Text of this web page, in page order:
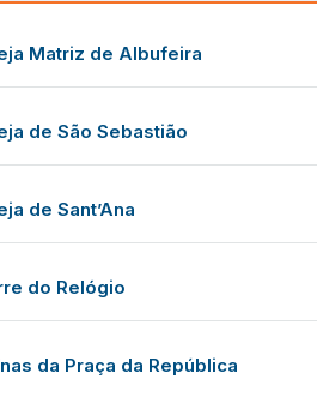
Matriz de Albufeira
de São Sebastião
de Sant’Ana
do Relógio
da Praça da República